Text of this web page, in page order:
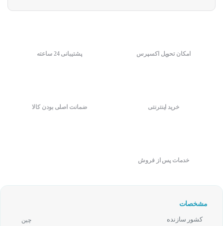
امکان تحویل اکسپرس پشتیبانی 24 ساعته
خرید اینترنتی ضمانت اصلی بودن کالا
خدمات پس از فروش
مشخصات
کشور سازنده چین